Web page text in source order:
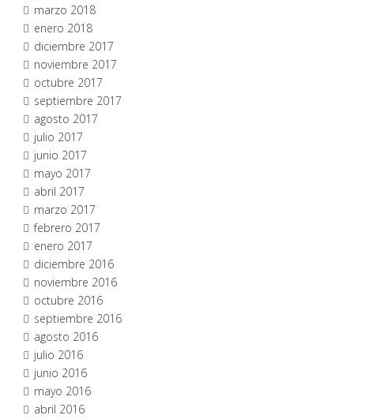
marzo 2018
enero 2018
diciembre 2017
noviembre 2017
octubre 2017
septiembre 2017
agosto 2017
julio 2017
junio 2017
mayo 2017
abril 2017
marzo 2017
febrero 2017
enero 2017
diciembre 2016
noviembre 2016
octubre 2016
septiembre 2016
agosto 2016
julio 2016
junio 2016
mayo 2016
abril 2016